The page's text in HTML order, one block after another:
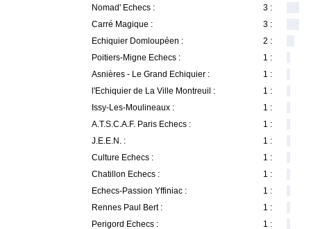
Nomad' Echecs :
3 :
Carré Magique :
3 :
Echiquier Domloupéen :
2 :
Poitiers-Migne Echecs :
1 :
Asnières - Le Grand Echiquier :
1 :
l'Echiquier de La Ville Montreuil :
1 :
Issy-Les-Moulineaux :
1 :
A.T.S.C.A.F. Paris Echecs :
1 :
J.E.E.N. :
1 :
Culture Echecs :
1 :
Chatillon Echecs :
1 :
Echecs-Passion Yffiniac :
1 :
Rennes Paul Bert :
1 :
Perigord Echecs :
1 :